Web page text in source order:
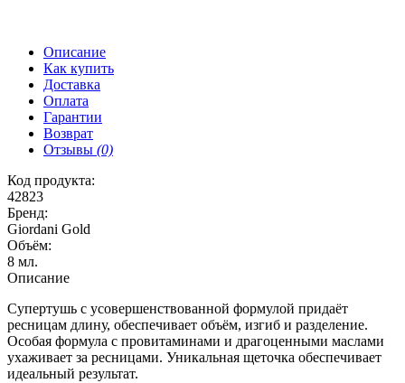
Описание
Как купить
Доставка
Оплата
Гарантии
Возврат
Отзывы (0)
Код продукта:
42823
Бренд:
Giordani Gold
Объём:
8 мл.
Описание
Cупертушь с усовершенствованной формулой придаёт
ресницам длину, обеспечивает объём, изгиб и разделение.
Особая формула с провитаминами и драгоценными маслами
ухаживает за ресницами. Уникальная щеточка обеспечивает
идеальный результат.